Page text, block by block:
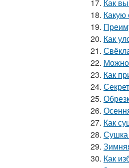
17. Как
18. Какую
19.
20. Как
21.
22. Можно
23. Как
24.
25.
26.
27. Как
28. Сушка
29.
30. Как